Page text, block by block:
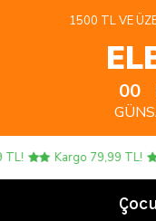
1500 TL VE
00
GÜN
Kargo 79,99 TL!